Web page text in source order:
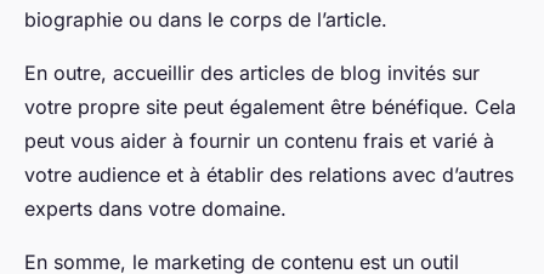
biographie ou dans le corps de l’article.
En outre, accueillir des articles de blog invités sur
votre propre site peut également être bénéfique. Cela
peut vous aider à fournir un contenu frais et varié à
votre audience et à établir des relations avec d’autres
experts dans votre domaine.
En somme, le marketing de contenu est un outil